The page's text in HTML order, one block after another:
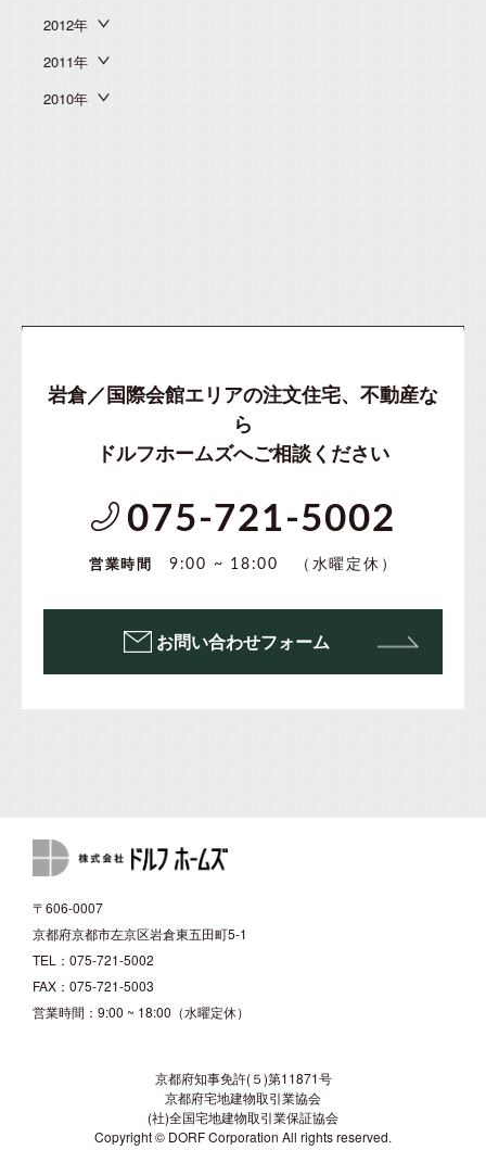
2012年
2011年
2010年
岩倉／国際会館エリアの注文住宅、不動産な
ら
ドルフホームズへご相談ください
075-721-5002
営業時間 9:00 ~ 18:00 （水曜定休）
お問い合わせフォーム
〒606-0007
京都府京都市左京区岩倉東五田町5-1
TEL：075-721-5002
FAX：075-721-5003
営業時間：9:00 ~ 18:00（水曜定休）
京都府知事免許(５)第11871号
京都府宅地建物取引業協会
(社)全国宅地建物取引業保証協会
Copyright © DORF Corporation All rights reserved.